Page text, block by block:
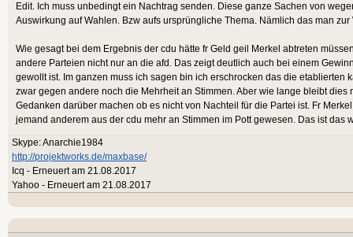
Edit. Ich muss unbedingt ein Nachtrag senden. Diese ganze Sachen von
Auswirkung auf Wahlen. Bzw aufs ursprüngliche Thema. Nämlich das man
Wie gesagt bei dem Ergebnis der cdu hätte fr Geld geil Merkel abtreten
andere Parteien nicht nur an die afd. Das zeigt deutlich auch bei einem
gewollt ist. Im ganzen muss ich sagen bin ich erschrocken das die etablierten
zwar gegen andere noch die Mehrheit an Stimmen. Aber wie lange bleibt dies
Gedanken darüber machen ob es nicht von Nachteil für die Partei ist. Fr
jemand anderem aus der cdu mehr an Stimmen im Pott gewesen. Das ist das
Skype: Anarchie1984
http://projektworks.de/maxbase/
Icq - Erneuert am 21.08.2017
Yahoo - Erneuert am 21.08.2017